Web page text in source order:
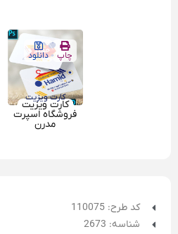
چاپ دانلود
کارت ویزیت
کارت ویزیت
فروشگاه اسپرت
مدرن
کد طرح: 110075
شناسه: 2673